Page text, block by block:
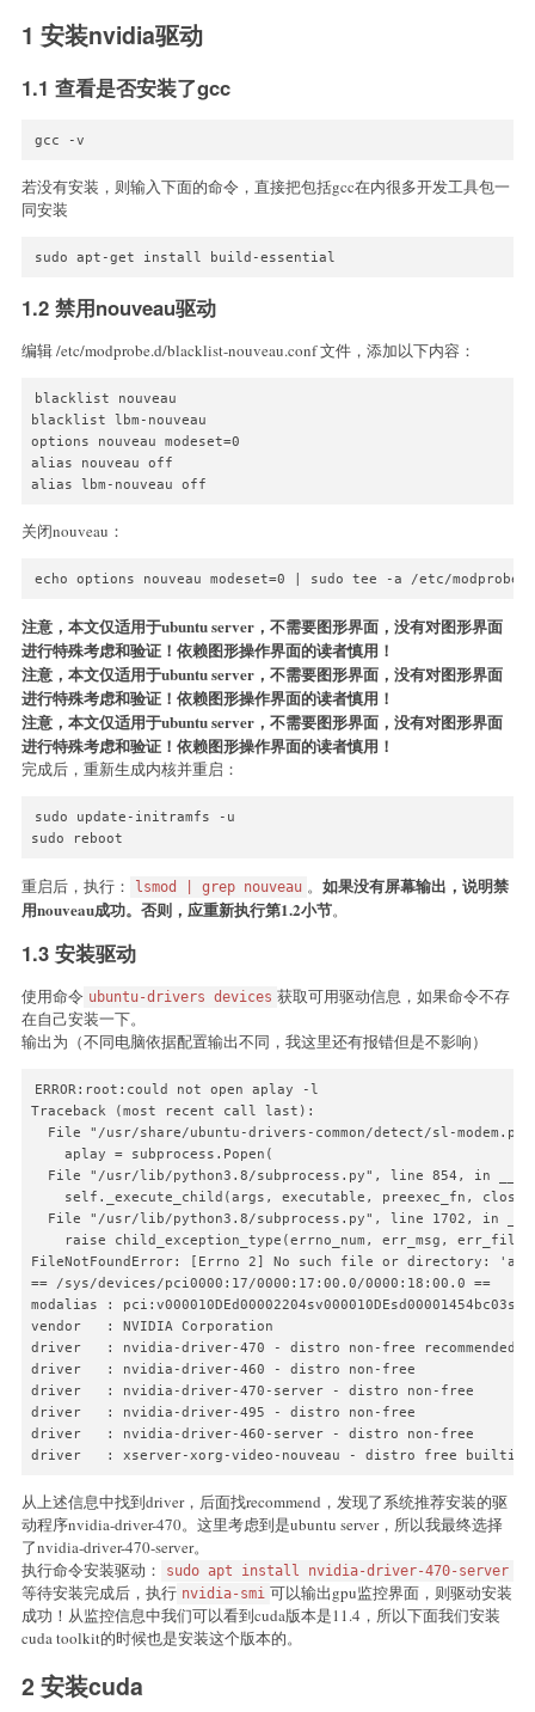
1 安装nvidia驱动
1.1 查看是否安装了gcc
gcc -v
若没有安装，则输入下面的命令，直接把包括gcc在内很多开发工具包一
同安装
sudo apt-get install build-essential
1.2 禁用nouveau驱动
编辑 /etc/modprobe.d/blacklist-nouveau.conf 文件，添加以下内容：
blacklist nouveau
blacklist lbm-nouveau
options nouveau modeset=0
alias nouveau off
alias lbm-nouveau off
关闭nouveau：
echo options nouveau modeset=0 | sudo tee -a /etc/
注意，本文仅适用于ubuntu server，不需要图形界面，没有对图形界面
进行特殊考虑和验证！依赖图形操作界面的读者慎用！
注意，本文仅适用于ubuntu server，不需要图形界面，没有对图形界面
进行特殊考虑和验证！依赖图形操作界面的读者慎用！
注意，本文仅适用于ubuntu server，不需要图形界面，没有对图形界面
进行特殊考虑和验证！依赖图形操作界面的读者慎用！
完成后，重新生成内核并重启：
sudo update-initramfs -u
sudo reboot
重启后，执行： lsmod | grep nouveau 。 如果没有屏幕输出，说明禁
用nouveau成功。否则，应重新执行第1.2小节。
1.3 安装驱动
使用命令 ubuntu-drivers devices 获取可用驱动信息，如果命令不存
在自己安装一下。
输出为（不同电脑依据配置输出不同，我这里还有报错但是不影响）
ERROR:root:could not open aplay -l
Traceback (most recent call last):
File "/usr/share/ubuntu-drivers-common/detect/sl-
    aplay = subprocess.Popen(
File "/usr/lib/python3.8/subprocess.py", line 854, in
self._execute_child(args, executable, preexec_fn,
File "/usr/lib/python3.8/subprocess.py", line 1702, in
raise child_exception_type(errno_num, err_msg,
FileNotFoundError: [Errno 2] No such file or directory:
== /sys/devices/pci0000:17/0000:17:00.0/0000:18:00.0 ==
modalias :
vendor   : NVIDIA Corporation
driver   : nvidia-driver-470 - distro non-free recommended
driver   : nvidia-driver-460 - distro non-free
driver   : nvidia-driver-470-server - distro non-free
driver   : nvidia-driver-495 - distro non-free
driver   : nvidia-driver-460-server - distro non-free
driver   : xserver-xorg-video-nouveau - distro free builtin
从上述信息中找到driver，后面找recommend，发现了系统推荐安装的驱
动程序nvidia-driver-470。这里考虑到是ubuntu server，所以我最终选择
了nvidia-driver-470-server。
执行命令安装驱动：
sudo apt install nvidia-driver-470-server
等待安装完成后，执行 nvidia-smi 可以输出gpu监控界面，则驱动安装
成功！从监控信息中我们可以看到cuda版本是11.4，所以下面我们安装
cuda toolkit的时候也是安装这个版本的。
2 安装cuda